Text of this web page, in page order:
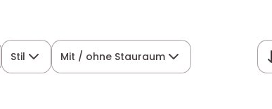
Stil Mit / ohne Stauraum